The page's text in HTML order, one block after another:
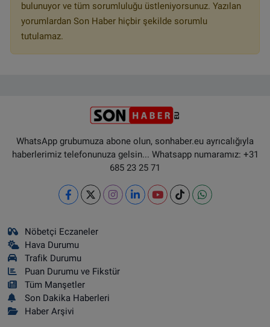
bulunuyor ve tüm sorumluluğu üstleniyorsunuz. Yazılan
yorumlardan Son Haber hiçbir şekilde sorumlu
tutulamaz.
WhatsApp grubumuza abone olun, sonhaber.eu ayrıcalığıyla
haberlerimiz telefonunuza gelsin... Whatsapp numaramız: +31
685 23 25 71
Nöbetçi Eczaneler
Hava Durumu
Trafik Durumu
Puan Durumu ve Fikstür
Tüm Manşetler
Son Dakika Haberleri
Haber Arşivi